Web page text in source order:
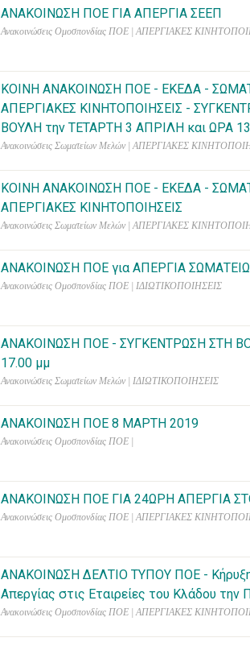
ΑΝΑΚΟΙΝΩΣΗ ΠΟΕ ΓΙΑ ΑΠΕΡΓΙΑ ΣΕΕΠ
Ανακοινώσεις Ομοσπονδίας ΠΟΕ | ΑΠΕΡΓΙΑΚΕΣ
ΚΟΙΝΗ ΑΝΑΚΟΙΝΩΣΗ ΠΟΕ - ΕΚΕΔΑ -
ΑΠΕΡΓΙΑΚΕΣ ΚΙΝΗΤΟΠΟΙΗΣΕΙΣ -
ΒΟΥΛΗ την ΤΕΤΑΡΤΗ 3 ΑΠΡΙΛΗ και ΩΡΑ
Ανακοινώσεις Σωματείων Μελών | ΑΠΕΡΓΙΑΚΕΣ
ΚΟΙΝΗ ΑΝΑΚΟΙΝΩΣΗ ΠΟΕ - ΕΚΕΔΑ -
ΑΠΕΡΓΙΑΚΕΣ ΚΙΝΗΤΟΠΟΙΗΣΕΙΣ
Ανακοινώσεις Σωματείων Μελών | ΑΠΕΡΓΙΑΚΕΣ
ΑΝΑΚΟΙΝΩΣΗ ΠΟΕ για ΑΠΕΡΓΙΑ
Ανακοινώσεις Ομοσπονδίας ΠΟΕ | ΙΔΙΩΤΙΚΟΠΟΙΗΣΕΙΣ
ΑΝΑΚΟΙΝΩΣΗ ΠΟΕ - ΣΥΓΚΕΝΤΡΩΣΗ ΣΤΗ
17.00 μμ
Ανακοινώσεις Σωματείων Μελών | ΙΔΙΩΤΙΚΟΠΟΙΗΣΕΙΣ
ΑΝΑΚΟΙΝΩΣΗ ΠΟΕ 8 ΜΑΡΤΗ 2019
Ανακοινώσεις Ομοσπονδίας ΠΟΕ |
ΑΝΑΚΟΙΝΩΣΗ ΠΟΕ ΓΙΑ 24ΩΡΗ ΑΠΕΡΓΙΑ
Ανακοινώσεις Ομοσπονδίας ΠΟΕ | ΑΠΕΡΓΙΑΚΕΣ
ΑΝΑΚΟΙΝΩΣΗ ΔΕΛΤΙΟ ΤΥΠΟΥ ΠΟΕ - Κήρυξη
Απεργίας στις Εταιρείες του Κλάδου
Ανακοινώσεις Ομοσπονδίας ΠΟΕ | ΑΠΕΡΓΙΑΚΕΣ